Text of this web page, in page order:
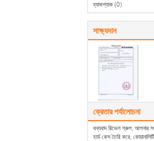
ব্যাকপ্যাক (0)
সাক্ষ্যদান
ক্রেতার পর্যালোচনা
ধন্যবাদ রিভেল গ্রুপ, আপনার
হার্ড কেস তৈরি করে,